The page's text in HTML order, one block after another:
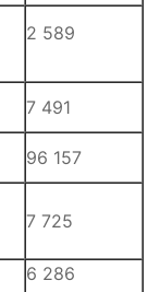
2 589
7 491
96 157
7 725
6 286